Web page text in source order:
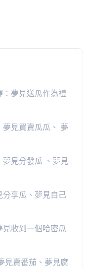
：夢見送瓜作為禮
夢見買賣瓜瓜、 夢
夢見分發瓜 、夢見
分享瓜、夢見自己
見收到一個哈密瓜
見賣番茄、夢見腐